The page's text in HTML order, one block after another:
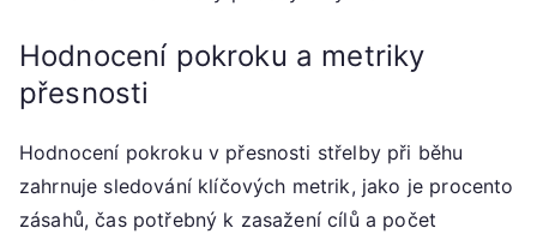
Hodnocení pokroku a metriky
přesnosti
Hodnocení pokroku v přesnosti střelby při běhu
zahrnuje sledování klíčových metrik, jako je procento
zásahů, čas potřebný k zasažení cílů a počet